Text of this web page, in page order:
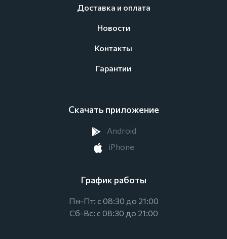
Доставка и оплата
Новости
Контакты
Гарантии
Скачать приложение
Android
iPhone
График работы
Пн-Пт: с 08:30 до 21:00
Сб-Вс: с 08:30 до 21:00